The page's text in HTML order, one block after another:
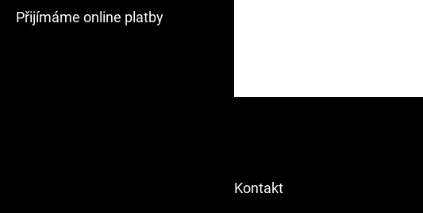
Přijímáme online platby
Kontakt